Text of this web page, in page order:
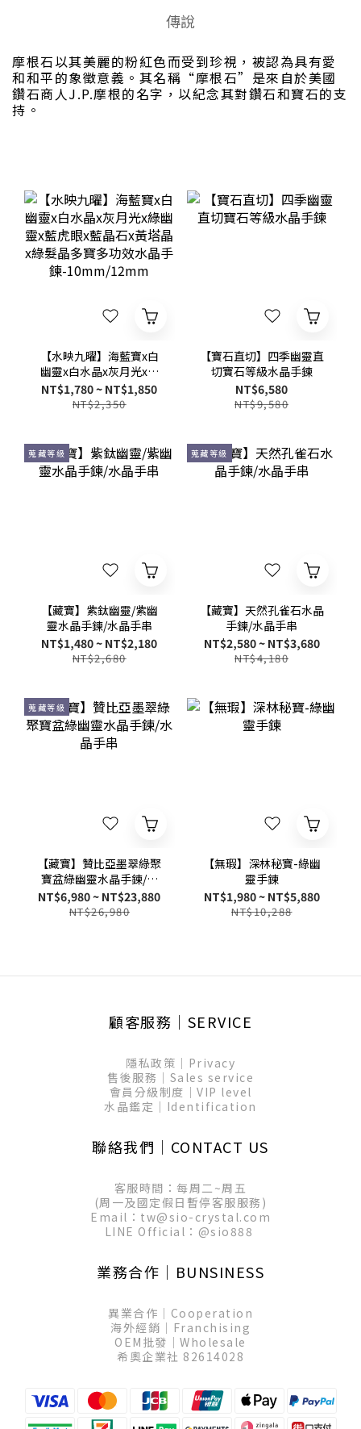
傳說
摩根石以其美麗的粉紅色而受到珍視，被認為具有愛
和和平的象徵意義。其名稱“摩根石”是來自於美國
鑽石商人J.P.摩根的名字，以紀念其對鑽石和寶石的支
持。
【水映九曜】海藍寶x白
幽靈x白水晶x灰月光x綠
幽靈x藍虎眼x藍晶石x黃
塔晶x綠髮晶多寶多功效
NT$1,780 ~ NT$1,850
NT$2,350
【寶石直切】四季幽靈直
切寶石等級水晶手鍊
NT$6,580
NT$9,580
蒐藏等級
【藏寶】紫鈦幽靈/紫幽
靈水晶手鍊/水晶手串
NT$1,480 ~ NT$2,180
NT$2,680
蒐藏等級
【藏寶】天然孔雀石水晶
手鍊/水晶手串
NT$2,580 ~ NT$3,680
NT$4,180
蒐藏等級
【藏寶】贊比亞墨翠綠聚
寶盆綠幽靈水晶手鍊/水
晶手串
NT$6,980 ~ NT$23,880
NT$26,980
【無瑕】深林秘寶-綠幽
靈手鍊
NT$1,980 ~ NT$5,880
NT$10,288
顧客服務│SERVICE
隱私政策│Privacy
售後服務│Sales service
會員分級制度│VIP level
水晶鑑定│Identification
聯絡我們│CONTACT US
客服時間：每周二~周五
(周一及國定假日暫停客服服務)
Email：tw@sio-crystal.com
LINE Official： @sio888
業務合作│BUNSINESS
異業合作│Cooperation
海外經銷│Franchising
OEM批發│Wholesale
希奧企業社 82614028